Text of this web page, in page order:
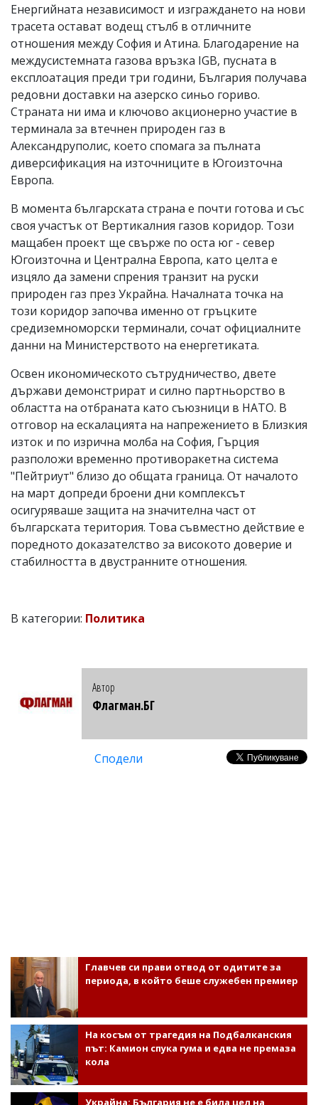
Енергийната независимост и изграждането на нови
трасета остават водещ стълб в отличните
отношения между София и Атина. Благодарение на
междусистемната газова връзка IGB, пусната в
експлоатация преди три години, България получава
редовни доставки на азерско синьо гориво.
Страната ни има и ключово акционерно участие в
терминала за втечнен природен газ в
Александруполис, което спомага за пълната
диверсификация на източниците в Югоизточна
Европа.
В момента българската страна е почти готова и със
своя участък от Вертикалния газов коридор. Този
мащабен проект ще свърже по оста юг - север
Югоизточна и Централна Европа, като целта е
изцяло да замени спрения транзит на руски
природен газ през Украйна. Началната точка на
този коридор започва именно от гръцките
средиземноморски терминали, сочат официалните
данни на Министерството на енергетиката.
Освен икономическото сътрудничество, двете
държави демонстрират и силно партньорство в
областта на отбраната като съюзници в НАТО. В
отговор на ескалацията на напрежението в Близкия
изток и по изрична молба на София, Гърция
разположи временно противоракетна система
"Пейтриут" близо до общата граница. От началото
на март допреди броени дни комплексът
осигуряваше защита на значителна част от
българската територия. Това съвместно действие е
поредното доказателство за високото доверие и
стабилността в двустранните отношения.
В категории: Политика
Автор
Флагман.БГ
Сподели
Главчев си прави отвод от одитите за
периода, в който беше служебен премиер
На косъм от трагедия на Подбалканския
път: Камион спука гума и едва не премаза
кола
Украйна: България не е била цел на